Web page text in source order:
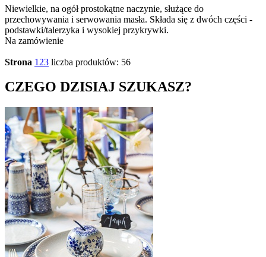
Niewielkie, na ogół prostokątne naczynie, służące do
przechowywania i serwowania masła. Składa się z dwóch części -
podstawki/talerzyka i wysokiej przykrywki.
Na zamówienie
Strona 1 23 liczba produktów: 56
CZEGO DZISIAJ SZUKASZ?